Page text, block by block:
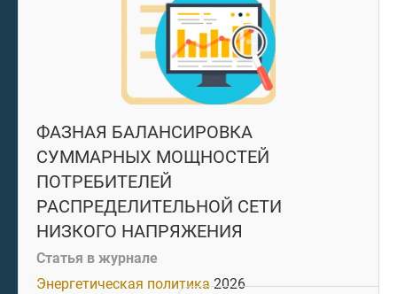
ФАЗНАЯ БАЛАНСИРОВКА
СУММАРНЫХ МОЩНОСТЕЙ
ПОТРЕБИТЕЛЕЙ
РАСПРЕДЕЛИТЕЛЬНОЙ СЕТИ
НИЗКОГО НАПРЯЖЕНИЯ
Статья в журнале
Энергетическая политика 2026